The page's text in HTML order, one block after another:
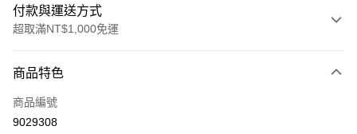
付款與運送方式
超取滿NT$1,000免運
信用卡一次付款
LINE Pay
商品特色
商品編號
9029308